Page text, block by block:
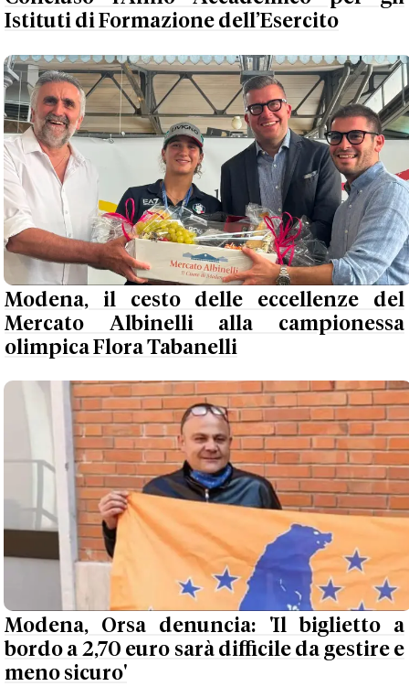
Istituti di Formazione dell’Esercito
Modena, il cesto delle eccellenze del
Mercato Albinelli alla campionessa
olimpica Flora Tabanelli
Modena, Orsa denuncia: 'Il biglietto a
bordo a 2,70 euro sarà difficile da gestire e
meno sicuro'